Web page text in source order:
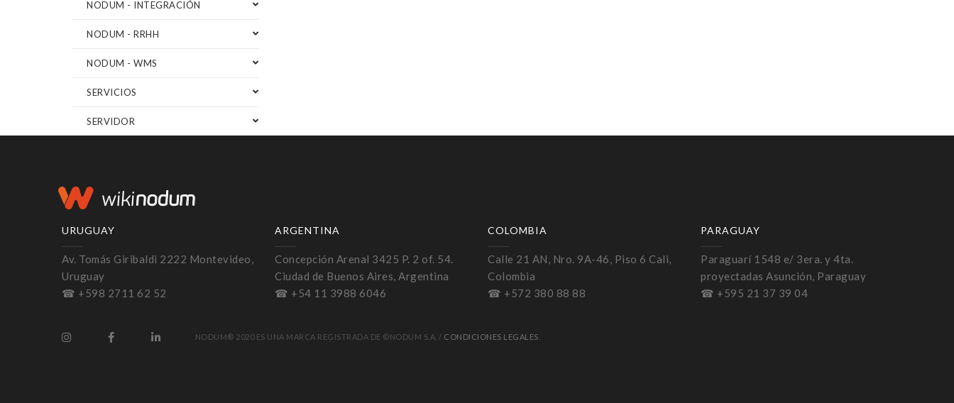
NODUM - INTEGRACIÓN
NODUM - RRHH
NODUM - WMS
SERVICIOS
SERVIDOR
URUGUAY
Av. Tomás Giribaldi 2222 Montevideo,
Uruguay
☎ +598 2711 62 52
ARGENTINA
Concepción Arenal 3425 P. 2 of. 54.
Ciudad de Buenos Aires, Argentina
☎ +54 11 3988 6046
COLOMBIA
Calle 21 AN, Nro. 9A-46, Piso 6 Cali,
Colombia
☎ +572 380 88 88
PARAGUAY
Paraguarí 1548 e/ 3era. y 4ta.
proyectadas Asunción, Paraguay
☎ +595 21 37 39 04
NODUM® 2020 ES UNA MARCA REGISTRADA DE ©NODUM S.A. / CONDICIONES LEGALES